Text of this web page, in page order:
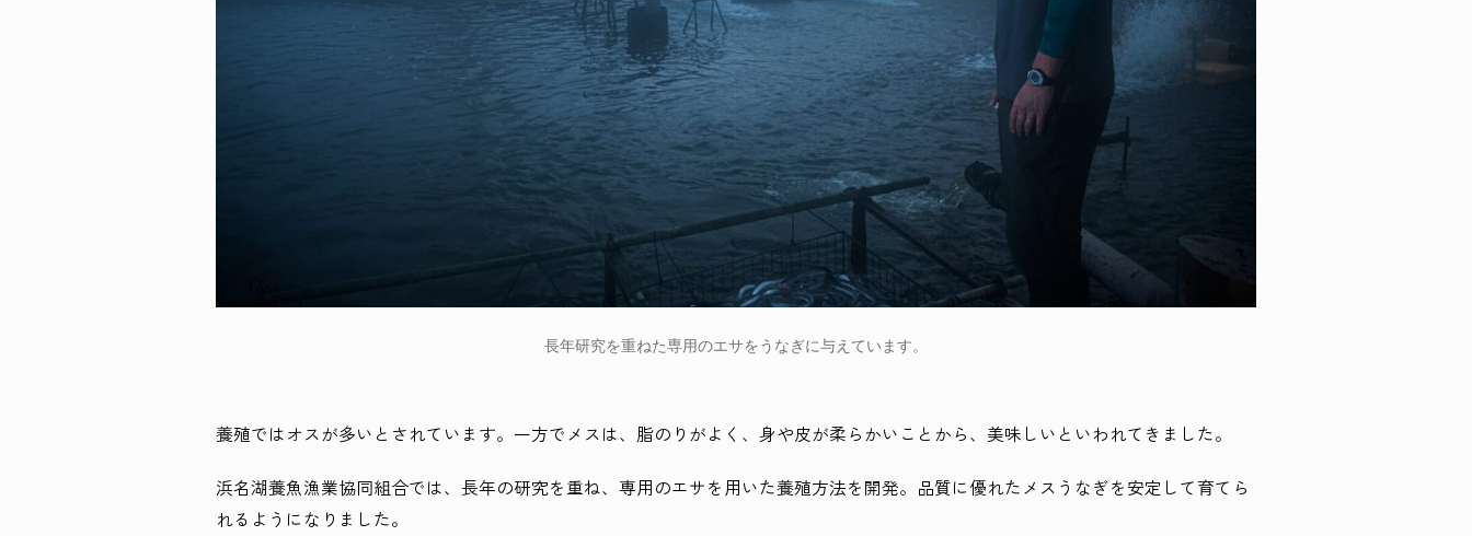
長年研究を重ねた専用のエサをうなぎに与えています。
養殖ではオスが多いとされています。一方でメスは、脂のりがよく、身や皮が柔らかいことから、美味しいといわれてきました。
浜名湖養魚漁業協同組合では、長年の研究を重ね、専用のエサを用いた養殖方法を開発。品質に優れたメスうなぎを安定して育てら
れるようになりました。